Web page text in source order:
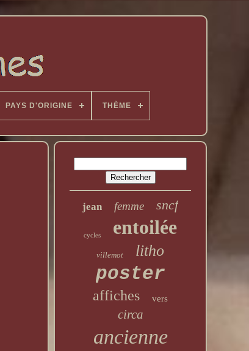
PAYS D'ORIGINE THÈME
jean femme sncf
cycles entoilée
villemot litho
poster
affiches vers
circa
ancienne